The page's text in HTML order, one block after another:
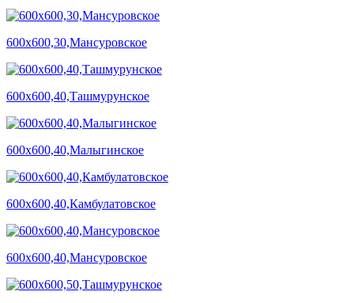
600х600,30,Мансуровское
600х600,40,Ташмурунское
600х600,40,Малыгинское
600х600,40,Камбулатовское
600х600,40,Мансуровское